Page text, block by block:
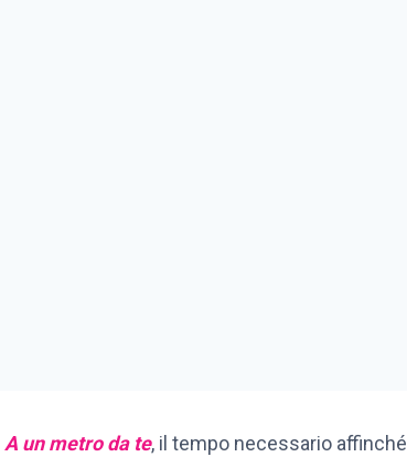
A un metro da te, il tempo necessario affinché